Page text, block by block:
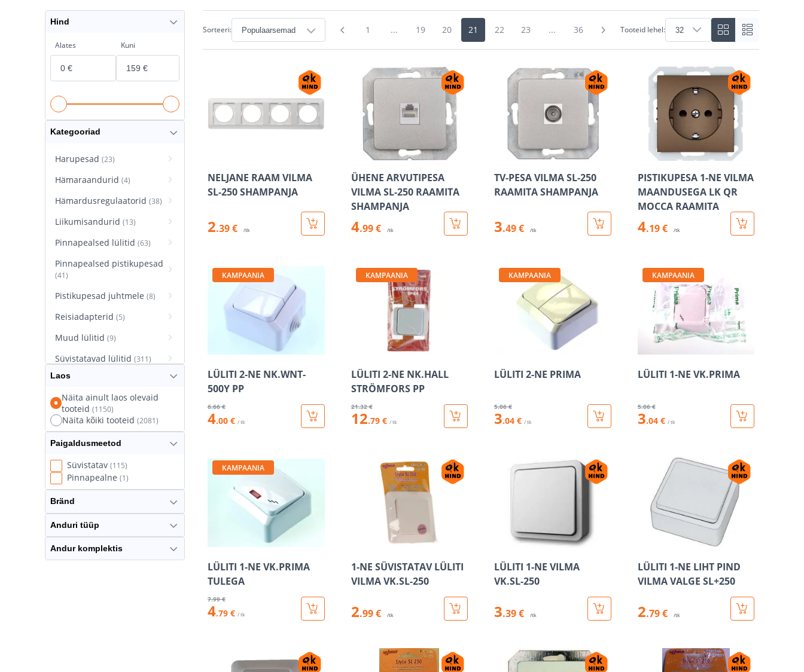
Sorteeri: 1 ... 19 20 21 22 23 ... 36 Tooteid lehel:
NELJANE RAAM VILMA
SL-250 SHAMPANJA
2.39 € /tk
ÜHENE ARVUTIPESA
VILMA SL-250 RAAMITA
SHAMPANJA
4.99 € /tk
TV-PESA VILMA SL-250
RAAMITA SHAMPANJA
3.49 € /tk
PISTIKUPESA 1-NE VILMA
MAANDUSEGA LK QR
MOCCA RAAMITA
4.19 € /tk
KAMPAANIA
LÜLITI 2-NE NK.WNT-
500Y PP
6.66 €
4.00 € / tk
KAMPAANIA
LÜLITI 2-NE NK.HALL
STRÖMFORS PP
21.32 €
12.79 € / tk
KAMPAANIA
LÜLITI 2-NE PRIMA
5.06 €
3.04 € / tk
KAMPAANIA
LÜLITI 1-NE VK.PRIMA
5.06 €
3.04 € / tk
KAMPAANIA
LÜLITI 1-NE VK.PRIMA
TULEGA
7.99 €
4.79 € / tk
1-NE SÜVISTATAV LÜLITI
VILMA VK.SL-250
2.99 € /tk
LÜLITI 1-NE VILMA
VK.SL-250
3.39 € /tk
LÜLITI 1-NE LIHT PIND
VILMA VALGE SL+250
2.79 € /tk
Hind
Alates Kuni
Kategooriad
Harupesad (23)
Hämaraandurid (4)
Hämardusregulaatorid (38)
Liikumisandurid (13)
Pinnapealsed lülitid (63)
Pinnapealsed pistikupesad
(41)
Pistikupesad juhtmele (8)
Reisiadapterid (5)
Muud lülitid (9)
Süvistatavad lülitid (311)
Süvistatavad pistikupesad
Termostaatlülitid
Laos
Näita ainult laos olevaid
tooteid (1150)
Näita kõiki tooteid (2081)
Paigaldusmeetod
Süvistatav (115)
Pinnapealne (1)
Bränd
Anduri tüüp
Andur komplektis